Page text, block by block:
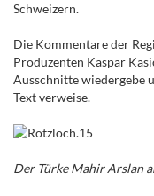
Schweizern.
Die Kommentare der
Produzenten Kaspar
Ausschnitte wiedergebe
Text verweise.
Der Türke Mahir Arslan